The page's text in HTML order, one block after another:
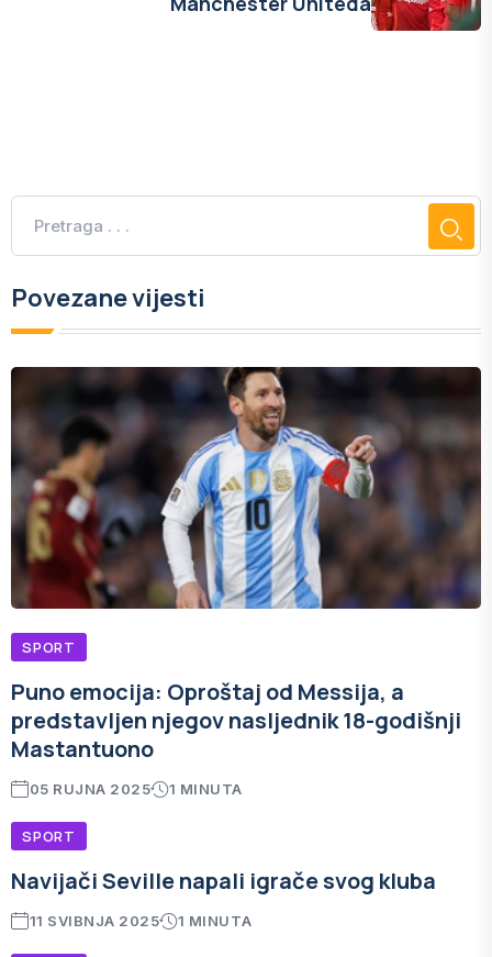
Povezane vijesti
SPORT
Puno emocija: Oproštaj od Messija, a
predstavljen njegov nasljednik 18-godišnji
Mastantuono
05 RUJNA 2025 1 MINUTA
SPORT
Navijači Seville napali igrače svog kluba
11 SVIBNJA 2025 1 MINUTA